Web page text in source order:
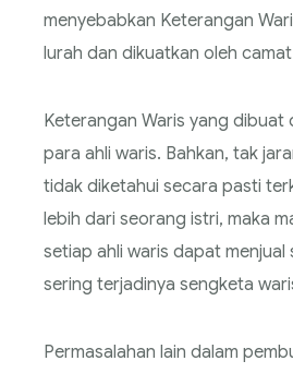
menyebabkan Keterangan
lurah dan dikuatkan oleh
Keterangan Waris yang
para ahli waris. Bahkan, tak
tidak diketahui secara pasti
lebih dari seorang istri, maka
setiap ahli waris dapat menjual
sering terjadinya sengketa
Permasalahan lain dalam